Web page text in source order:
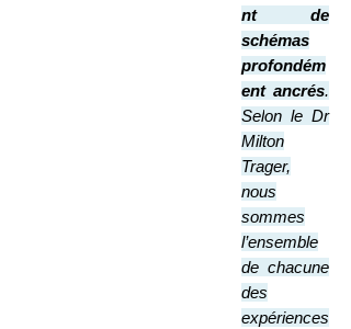
nt de
schémas
profondém
ent ancrés.
Selon le Dr
Milton
Trager,
nous
sommes
l’ensemble
de chacune
des
expériences